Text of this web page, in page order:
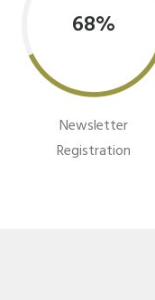
68%
Newsletter
Registration